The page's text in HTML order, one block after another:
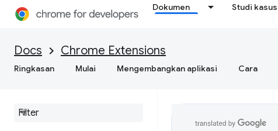
Dokumen Studi kasus
Docs Chrome Extensions
Ringkasan Mulai Mengembangkan aplikasi Cara